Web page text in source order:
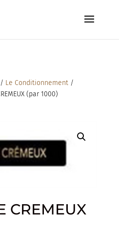
/ Le Conditionnement/
(par 1000)
CREMEUX